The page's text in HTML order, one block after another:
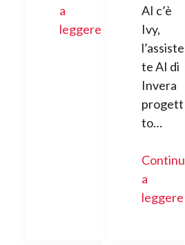
a
leggere
AI c’è
Ivy,
l’assisten
te AI di
Invera
progetta
to…
Continua
a
leggere